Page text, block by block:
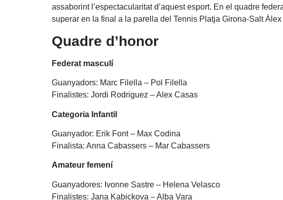
assaborint l’espectacularitat d’aquest esport. En el quadre
superar en la final a la parella del Tennis Platja Girona-Salt
Quadre d’honor
Federat masculí
Guanyadors: Marc Filella – Pol Filella
Finalistes: Jordi Rodriguez – Alex Casas
Categoria Infantil
Guanyador: Erik Font – Max Codina
Finalista: Anna Cabassers – Mar Cabassers
Amateur femení
Guanyadores: Ivonne Sastre – Helena Velasco
Finalistes: Jana Kabickova – Alba Vara